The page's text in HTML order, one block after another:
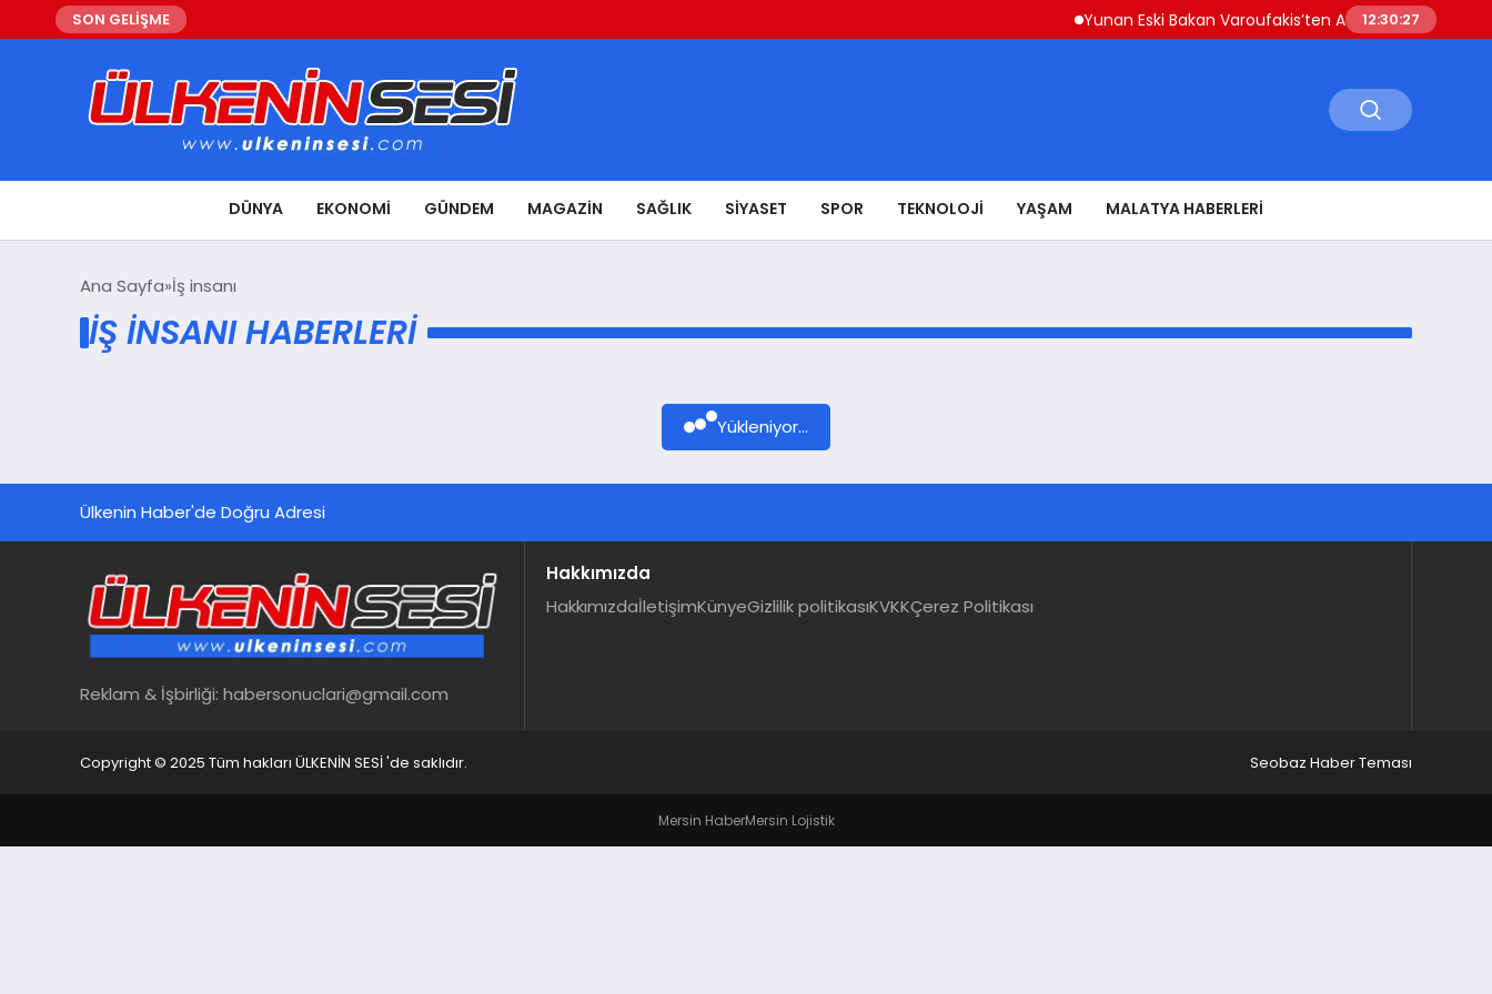
SON GELİŞME Yunan Eski Bakan Varoufakis’ten Atina’ya ‘Aşil Kalkanı’
12:30:27
DÜNYA EKONOMI GÜNDEM MAGAZIN SAĞLIK SIYASET SPOR TEKNOLOJI YAŞAM MALATYA HABERLERI
Ana Sayfa İş insanı
İŞ INSANI HABERLERI
Yükleniyor...
Ülkenin Haber'de Doğru Adresi
Reklam & İşbirliği: habersonuclari@gmail.com
Hakkımızda
HakkımızdaİletişimKünyeGizlilik politikasıKVKKÇerez Politikası
Copyright © 2025 Tüm hakları ÜLKENİN SESİ 'de saklıdır. Seobaz Haber Teması
Mersin HaberMersin Lojistik